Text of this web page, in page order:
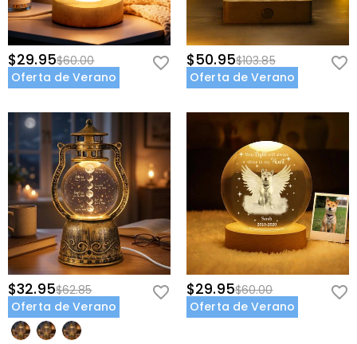
$29.95$60.00
Oferta de Verano
$50.95$103.85
Oferta de Verano
$32.95$62.85
Oferta de Verano
$29.95$60.00
Oferta de Verano